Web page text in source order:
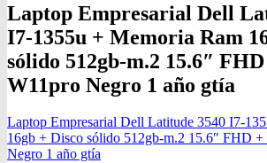
Laptop Empresarial Dell
I7-1355u + Memoria Ram
sólido 512gb-m.2 15.6″
W11pro Negro 1 año gtía
Laptop Empresarial Dell Latitude 3540 I7-
16gb + Disco sólido 512gb-m.2 15.6″ FHD
Negro 1 año gtía